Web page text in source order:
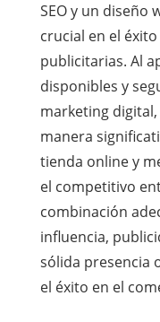
SEO y un diseño
crucial en el
publicitarias. Al
disponibles y
marketing
manera
tienda online y
el competitivo
combinación
influencia,
sólida presencia
el éxito en el